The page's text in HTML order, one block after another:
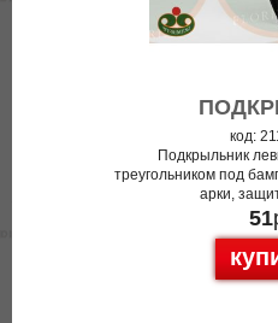
код:
Подкрыльник
треугольником под
арки,
51